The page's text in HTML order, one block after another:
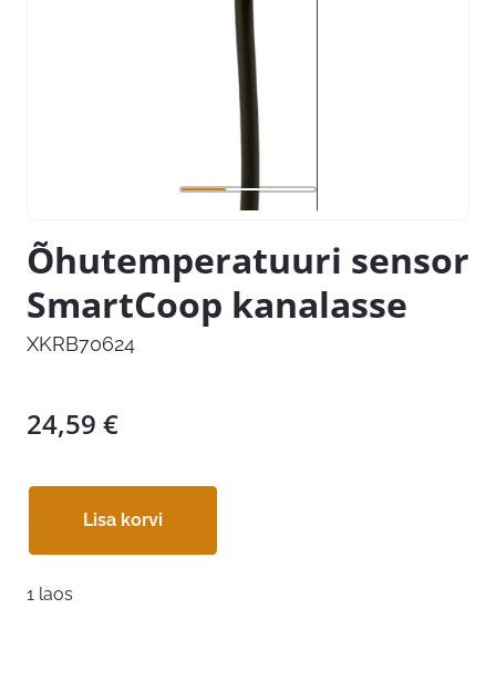
Õhutemperatuuri sensor
SmartCoop kanalasse
XKRB70624
24,59 €
Lisa korvi
1 laos